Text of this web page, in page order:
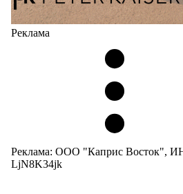
Реклама
Реклама: ООО "Каприс Восток",
LjN8K34jk